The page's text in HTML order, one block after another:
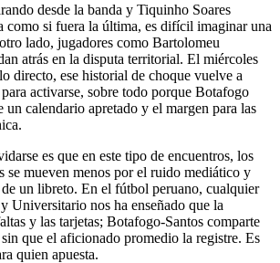
desde la banda y Tiquinho Soares
como si fuera la última, es difícil imaginar una
lado, jugadores como Bartolomeu
atrás en la disputa territorial. El miércoles
directo, ese historial de choque vuelve a
activarse, sobre todo porque Botafogo
un calendario apretado y el margen para las
es que en este tipo de encuentros, los
se mueven menos por el ruido mediático y
un libreto. En el fútbol peruano, cualquier
Universitario nos ha enseñado que la
y las tarjetas; Botafogo-Santos comparte
que el aficionado promedio la registre. Es
quien apuesta.